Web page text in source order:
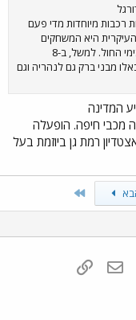
רכבות מיוחדות מדי פעם
היא המשחקים
שבסופי השבוע והעומס שבימי החול. למשל, ב-8
מבני ברק גם לנהריה וגם
המדינה
מכבי חיפה. הופעלה
רמת גן ביוזמת בעל
WhatsAppדואר אלקטרוני